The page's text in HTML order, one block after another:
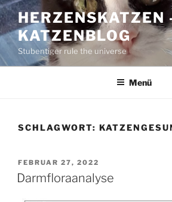
Zum
Inhalt
springen
HERZENSKATZEN
KATZENBLOG
Stubentiger rule the universe
Menü
SCHLAGWORT:
VERÖFFENTLICHT
AM
FEBRUAR 27, 2022
Darmfloraanalyse